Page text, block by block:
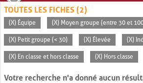
TOUTES LES FICHES (2)
(X) Équipe (X) Moyen groupe (entre 30 et
(X) Petit groupe (< 30) (X) Élevée (X)
(X) En classe et hors classe (X) Hors classe
Votre recherche n'a donné aucun